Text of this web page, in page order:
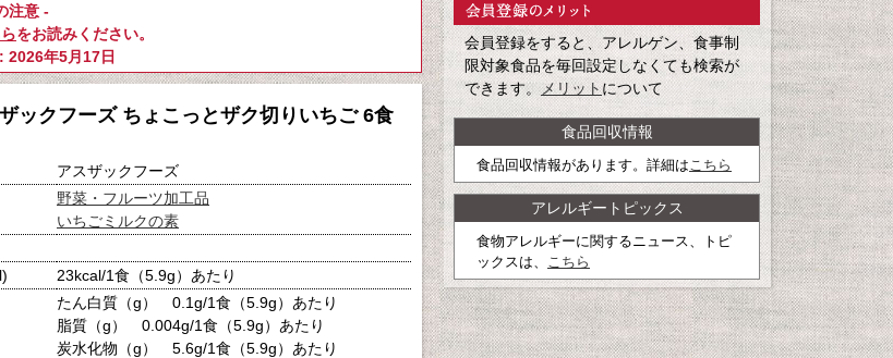
注意 -
をお読みください。
2026年5月17日
ックフーズ ちょこっとザク切りいちご 6食
アスザックフーズ
野菜・フルーツ加工品
いちごミルクの素
23kcal/1食（5.9g）あたり
たん白質（g） 0.1g/1食（5.9g）あたり
脂質（g） 0.004g/1食（5.9g）あたり
炭水化物（g） 5.6g/1食（5.9g）あたり
会員登録をすると、アレルゲン、食事制
限対象食品を毎回設定しなくても検索が
できます。メリットについて
食品回収情報
食品回収情報があります。詳細は こちら
アレルギートピックス
食物アレルギーに関するニュース、トピ
ックスは、
こちら